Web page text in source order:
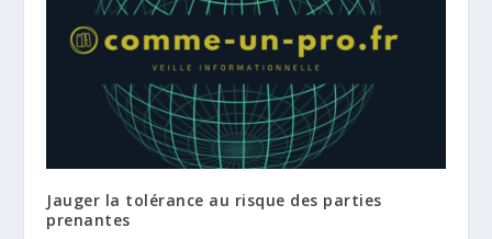
Jauger la tolérance au risque des parties
prenantes